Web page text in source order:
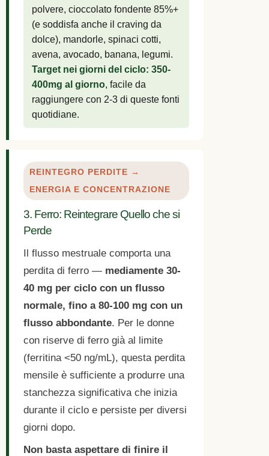
polvere, cioccolato fondente 85%+
(e soddisfa anche il craving da
dolce), mandorle, spinaci cotti,
avena, avocado, banana, legumi.
Target nei giorni del ciclo: 350-
400mg al giorno, facile da
raggiungere con 2-3 di queste fonti
quotidiane.
REINTEGRO PERDITE →
ENERGIA E CONCENTRAZIONE
3. Ferro: Reintegrare Quello che si
Perde
Il flusso mestruale comporta una
perdita di ferro — mediamente 30-
40 mg per ciclo con un flusso
normale, fino a 80-100 mg con un
flusso abbondante. Per le donne
con riserve di ferro già al limite
(ferritina <50 ng/mL), questa perdita
mensile è sufficiente a produrre una
stanchezza significativa che inizia
durante il ciclo e persiste per diversi
giorni dopo.
Non basta aspettare di finire il